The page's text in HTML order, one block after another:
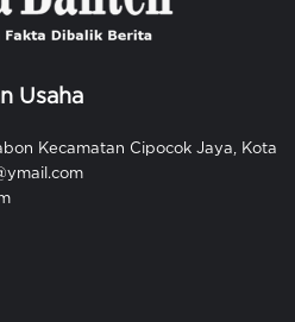
Usaha
Kecamatan Cipocok Jaya, Kota